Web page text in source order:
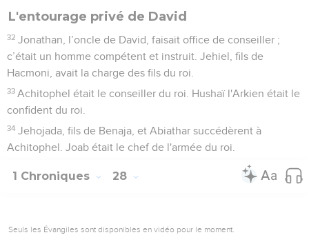
L'entourage privé de David
32 Jonathan, l’oncle de David, faisait office de conseiller ;
c’était un homme compétent et instruit. Jehiel, fils de
Hacmoni, avait la charge des fils du roi.
33 Achitophel était le conseiller du roi. Hushaï l'Arkien était le
confident du roi.
34 Jehojada, fils de Benaja, et Abiathar succédèrent à
Achitophel. Joab était le chef de l'armée du roi.
1 Chroniques 28
Seuls les Évangiles sont disponibles en vidéo pour le moment.